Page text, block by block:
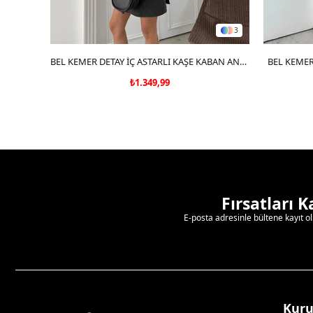
3
SEPETE EKLE
BEL KEMER DETAY İÇ ASTARLI KAŞE KABAN ANTRASİT
₺1.349,99
BEL
Fırsatları
E-posta adresinle bültene kayıt